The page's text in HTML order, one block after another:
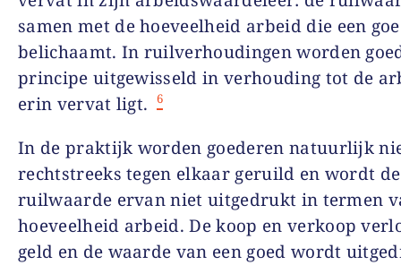
samen met de hoeveelheid arbeid die een
belichaamt. In ruilverhoudingen worden
principe uitgewisseld in verhouding tot de
erin vervat ligt.
6
In de praktijk worden goederen natuurlijk
rechtstreeks tegen elkaar geruild en wordt de
ruilwaarde ervan niet uitgedrukt in termen
hoeveelheid arbeid. De koop en verkoop
geld en de waarde van een goed wordt